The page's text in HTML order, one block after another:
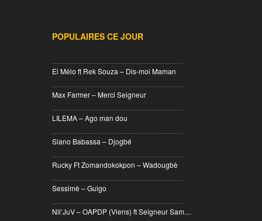
POPULAIRES CE JOUR
El Mélo ft Rek Souza – Dis-moi Maman
Max Farmer – Merci Seigneur
LILEMA – Ago man dou
Siano Babassa – Djogbé
Rucky Ft Zomandokokpon – Wadougbè
Sessimè – Guigo
Nil’JuV – OAPDP (Viens) ft Seigneur Sam…